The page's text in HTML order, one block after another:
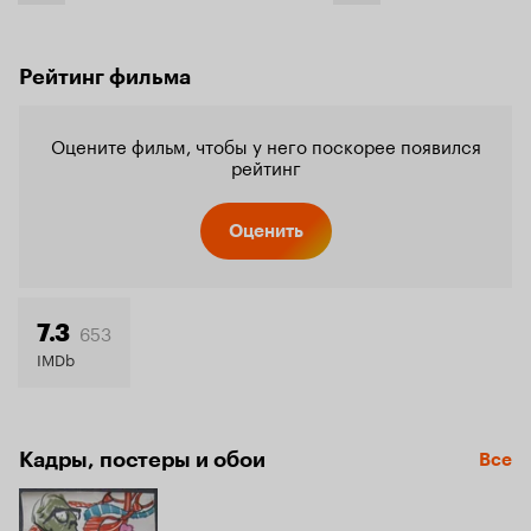
Рейтинг фильма
Оцените фильм, чтобы у него поскорее появился
рейтинг
Оценить
7.3 653
IMDb
Кадры, постеры и обои Все